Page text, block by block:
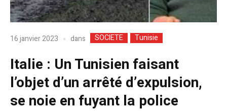
16 janvier 2023 dans SOCIETE Tunisie
Italie : Un Tunisien faisant
l’objet d’un arrêté d’expulsion,
se noie en fuyant la police